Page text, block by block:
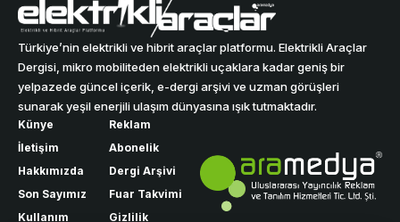
Türkiye’nin elektrikli ve hibrit araçlar platformu. Elektrikli Araçlar
Dergisi, mikro mobiliteden elektrikli uçaklara kadar geniş bir
yelpazede güncel içerik, e-dergi arşivi ve uzman görüşleri
sunarak yeşil enerjili ulaşım dünyasına ışık tutmaktadır.
Künye
İletişim
Hakkımızda
Son Sayımız
Kullanım
Reklam
Abonelik
Dergi Arşivi
Fuar Takvimi
Gizlilik